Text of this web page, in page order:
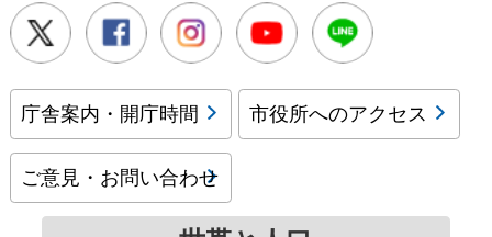
Twitter FacebookInstagramYoutube
庁舎案内・開庁時間 市役所へのアクセス
ご意見・お問い合わせ